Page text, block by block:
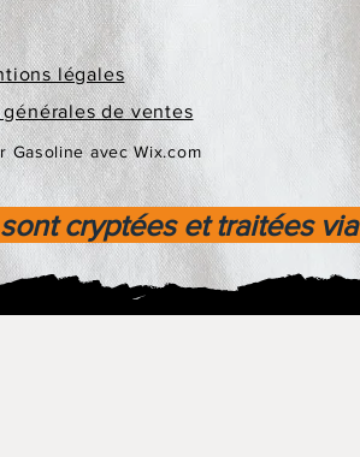
légales
de ventes
Gasoline avec Wix.com
cryptées et traitées